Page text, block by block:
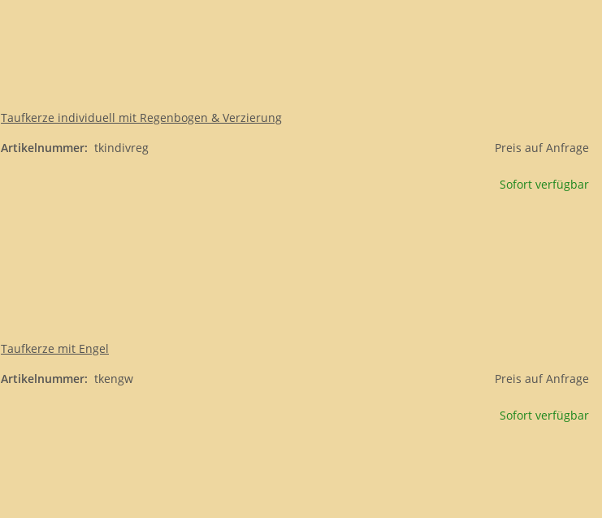
Taufkerze individuell mit Regenbogen & Verzierung
Artikelnummer: tkindivreg Preis auf Anfrage
Sofort verfügbar
Taufkerze mit Engel
Artikelnummer: tkengw Preis auf Anfrage
Sofort verfügbar